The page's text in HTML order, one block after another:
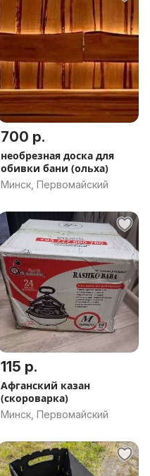
700 р.
необрезная доска для
обивки бани (ольха)
Минск, Первомайский
115 р.
Афганский казан
(скороварка)
Минск, Первомайский